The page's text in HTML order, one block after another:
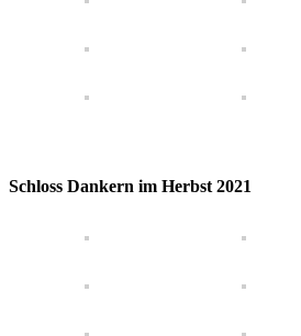
Schloss Dankern im Herb­st 2021